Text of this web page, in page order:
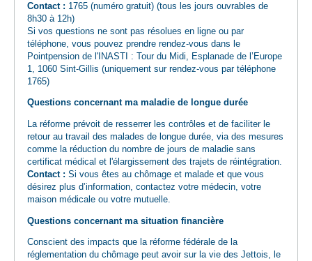
Contact : 1765 (numéro gratuit) (tous les jours ouvrables de
8h30 à 12h)
Si vos questions ne sont pas résolues en ligne ou par
téléphone, vous pouvez prendre rendez-vous dans le
Pointpension de l'INASTI : Tour du Midi, Esplanade de l’Europe
1, 1060 Sint-Gillis (uniquement sur rendez-vous par téléphone
1765)
Questions concernant ma maladie de longue durée
La réforme prévoit de resserrer les contrôles et de faciliter le
retour au travail des malades de longue durée, via des mesures
comme la réduction du nombre de jours de maladie sans
certificat médical et l'élargissement des trajets de réintégration.
Contact : Si vous êtes au chômage et malade et que vous
désirez plus d’information, contactez votre médecin, votre
maison médicale ou votre mutuelle.
Questions concernant ma situation financière
Conscient des impacts que la réforme fédérale de la
réglementation du chômage peut avoir sur la vie des Jettois, le